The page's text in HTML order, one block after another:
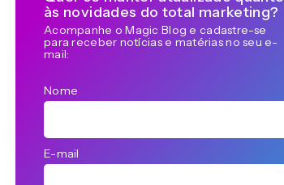
às novidades do total marketing?
Acompanhe o Magic Blog e cadastre-se
para receber notícias e matérias no seu e-
mail:
Nome
E-mail